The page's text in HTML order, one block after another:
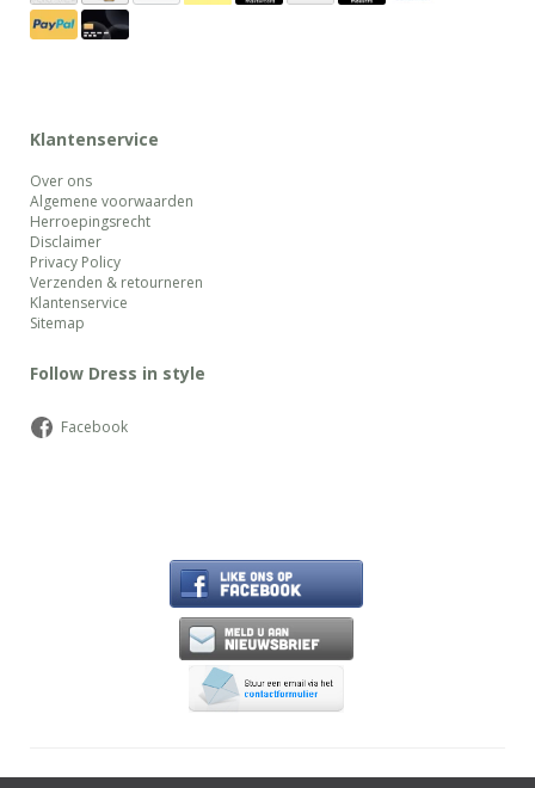
Klantenservice
Over ons
Algemene voorwaarden
Herroepingsrecht
Disclaimer
Privacy Policy
Verzenden & retourneren
Klantenservice
Sitemap
Follow Dress in style
Facebook